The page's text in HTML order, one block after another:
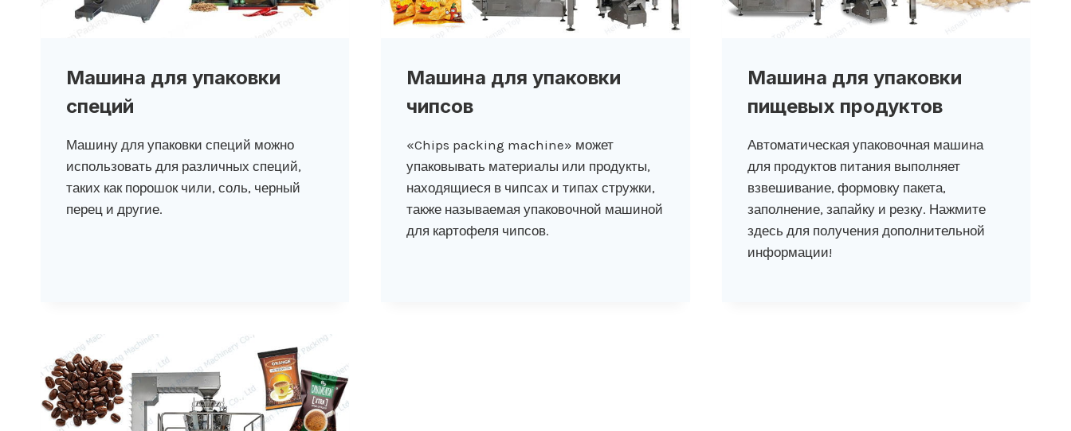
Машина для упаковки
специй
Машину для упаковки специй можно
использовать для различных специй,
таких как порошок чили, соль, черный
перец и другие.
Машина для упаковки
чипсов
«Chips packing machine» может
упаковывать материалы или продукты,
находящиеся в чипсах и типах стружки,
также называемая упаковочной машиной
для картофеля чипсов.
Машина для упаковки
пищевых продуктов
Автоматическая упаковочная машина
для продуктов питания выполняет
взвешивание, формовку пакета,
заполнение, запайку и резку. Нажмите
здесь для получения дополнительной
информации!